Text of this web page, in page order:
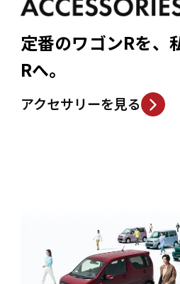
定番のワゴンRを、
Rへ。
アクセサリーを見る